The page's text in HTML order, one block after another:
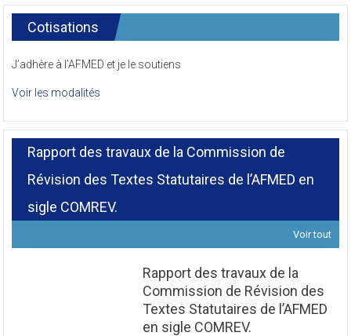
Cotisations
J’adhère à l’AFMED et je le soutiens
Voir les modalités
Rapport des travaux de la Commission de
Révision des Textes Statutaires de l’AFMED en
sigle COMREV.
Voir tout
Rapport des travaux de la
Commission de Révision des
Textes Statutaires de l’AFMED
en sigle COMREV.